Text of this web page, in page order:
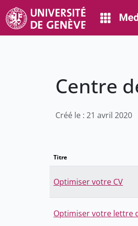
Centre
Créé le : 21 avril 2020
Titre
Optimiser votre CV
Optimiser votre lettre